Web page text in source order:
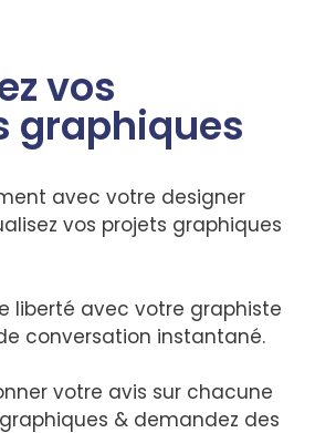
vos
graphiques
avec votre designer
vos projets graphiques
liberté avec votre graphiste
conversation instantané.
votre avis sur chacune
& demandez des